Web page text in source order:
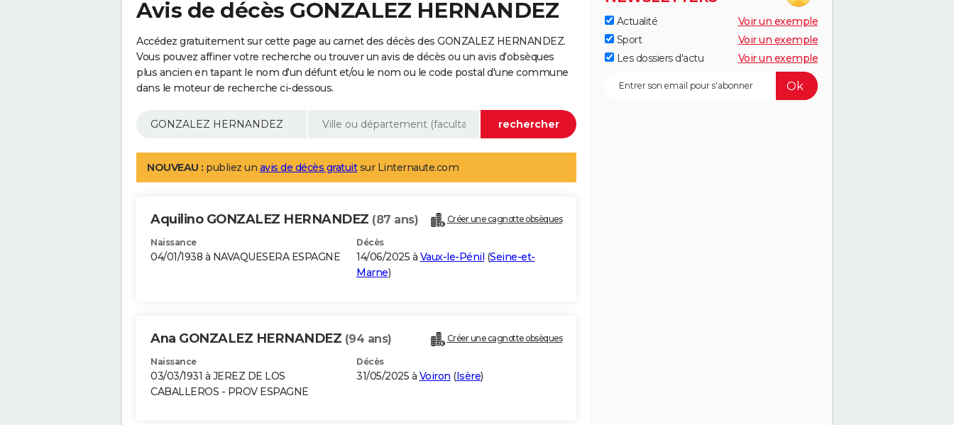
Avis de décès GONZALEZ HERNANDEZ
Accédez gratuitement sur cette page au carnet des décès des GONZALEZ HERNANDEZ.
Vous pouvez affiner votre recherche ou trouver un avis de décès ou un avis d'obsèques
plus ancien en tapant le nom d'un défunt et/ou le nom ou le code postal d'une commune
dans le moteur de recherche ci-dessous.
NOUVEAU : publiez un avis de décès gratuitsur Linternaute.com
Aquilino GONZALEZ HERNANDEZ (87 ans) Créer une cagnotte obsèques
Naissance
04/01/1938 à NAVAQUESERA ESPAGNE
Décès
14/06/2025 à Vaux-le-Pénil (Seine-et-
Marne)
Ana GONZALEZ HERNANDEZ (94 ans) Créer une cagnotte obsèques
Naissance
03/03/1931 à JEREZ DE LOS
CABALLEROS - PROV ESPAGNE
Décès
31/05/2025 à Voiron (Isère)
Actualité
Voir un exemple
Sport
Voir un exemple
Les dossiers d'actu
Voir un exemple